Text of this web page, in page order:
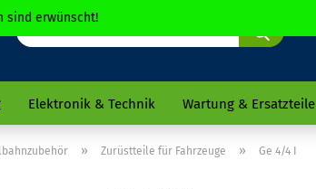
sind erwünscht!
Elektronik & Technik Wartung & Ersatzteile
» Zurüstteile für Fahrzeuge » Ge 4/4 I